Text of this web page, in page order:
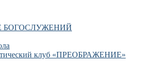
БОГОСЛУЖЕНИЙ
клуб «ПРЕОБРАЖЕНИЕ»